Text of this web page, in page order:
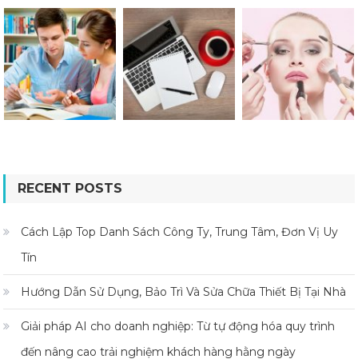
RECENT POSTS
Cách Lập Top Danh Sách Công Ty, Trung Tâm, Đơn Vị Uy
Tín
Hướng Dẫn Sử Dụng, Bảo Trì Và Sửa Chữa Thiết Bị Tại Nhà
Giải pháp AI cho doanh nghiệp: Từ tự động hóa quy trình
đến nâng cao trải nghiệm khách hàng hằng ngày